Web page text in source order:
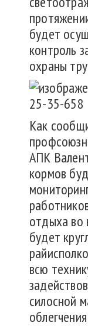
будет
контроль
охраны
Как
АПК
кормов
отдыха во
будет
всю
силосной